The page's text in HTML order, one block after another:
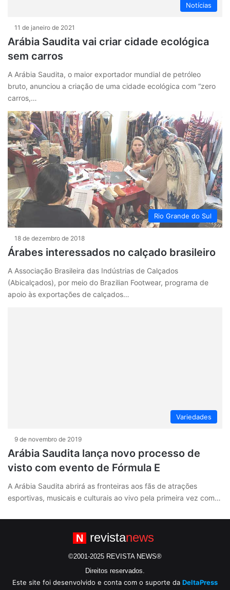
Notícias
11 de janeiro de 2021
Arábia Saudita vai criar cidade ecológica
sem carros
A Arábia Saudita, o maior exportador mundial de petróleo
bruto, anunciou a criação de uma cidade ecológica com “zero
carros,…
Rio Grande do Sul
18 de dezembro de 2018
Árabes interessados no calçado brasileiro
A Associação Brasileira das Indústrias de Calçados
(Abicalçados), por meio do Brazilian Footwear, programa de
apoio às exportações de calçados…
Variedades
9 de novembro de 2019
Arábia Saudita lança novo processo de
visto com evento de Fórmula E
A Arábia Saudita abrirá as fronteiras aos fãs de atrações
esportivas, musicais e culturais ao vivo pela primeira vez com…
N revistanews
©2001-2025 REVISTA NEWS®
Direitos reservados.
Este site foi desenvolvido e conta com o suporte da DeltaPress